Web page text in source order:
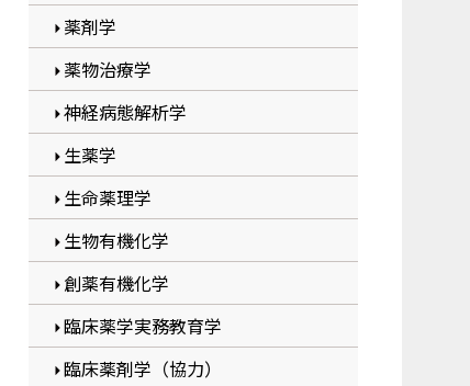
薬剤学
薬物治療学
神経病態解析学
生薬学
生命薬理学
生物有機化学
創薬有機化学
臨床薬学実務教育学
臨床薬剤学（協力）